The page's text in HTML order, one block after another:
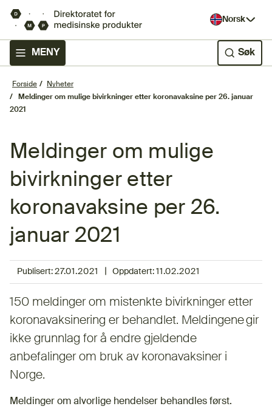
Norsk
MENY Søk
Forside
Nyheter
Meldinger om mulige bivirkninger etter koronavaksine per 26. januar
2021
Meldinger om mulige
bivirkninger etter
koronavaksine per 26.
januar 2021
Publisert: 27.01.2021 Oppdatert:11.02.2021
150 meldinger om mistenkte bivirkninger etter
koronavaksinering er behandlet. Meldingene gir
ikke grunnlag for å endre gjeldende
anbefalinger om bruk av koronavaksiner i
Norge.
Meldinger om alvorlige hendelser behandles først.